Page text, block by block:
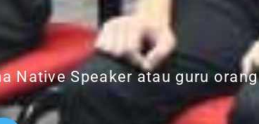
Native Speaker atau guru orang